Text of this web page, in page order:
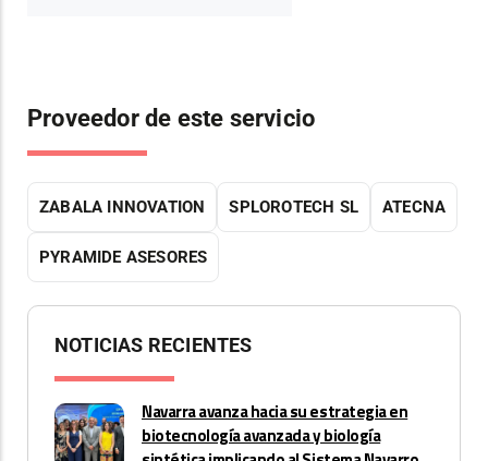
Proveedor de este servicio
ZABALA INNOVATION SPLOROTECH SL ATECNA
PYRAMIDE ASESORES
NOTICIAS RECIENTES
Navarra avanza hacia su estrategia en
biotecnología avanzada y biología